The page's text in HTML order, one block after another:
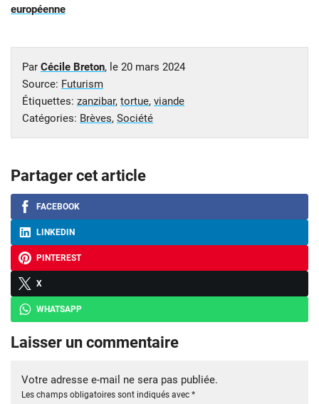
européenne
Par Cécile Breton, le 20 mars 2024
Source: Futurism
Étiquettes: zanzibar, tortue, viande
Catégories: Brèves, Société
Partager cet article
FACEBOOK
LINKEDIN
PINTEREST
X
WHATSAPP
Laisser un commentaire
Votre adresse e-mail ne sera pas publiée.
Les champs obligatoires sont indiqués avec *